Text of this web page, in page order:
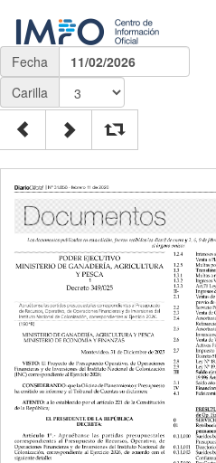
Fecha
11/02/2026
Carilla